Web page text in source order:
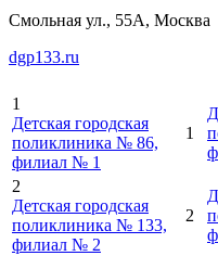
Смольная ул., 55А, Москва
dgp133.ru
1
Детская городская
поликлиника № 86,
филиал № 1
1
2
Детская городская
поликлиника № 133,
филиал № 2
2